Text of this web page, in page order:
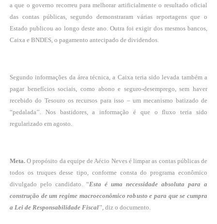
a que o governo recorreu para melhorar artificialmente o resultado oficial
das contas públicas, segundo demonstraram várias reportagens que o
Estado publicou ao longo deste ano. Outra foi exigir dos mesmos bancos,
Caixa e BNDES, o pagamento antecipado de dividendos.
Segundo informações da área técnica, a Caixa teria sido levada também a
pagar benefícios sociais, como abono e seguro-desemprego, sem haver
recebido do Tesouro os recursos para isso – um mecanismo batizado de
“pedalada’’. Nos bastidores, a informação é que o fluxo teria sido
regularizado em agosto.
Meta. O propósito da equipe de Aécio Neves é limpar as contas públicas de
todos os truques desse tipo, conforme consta do programa econômico
divulgado pelo candidato. “Esta é uma necessidade absoluta para a
construção de um regime macroeconômico robusto e para que se cumpra
a Lei de Responsabilidade Fiscal’’, diz o documento.